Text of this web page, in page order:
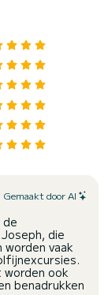
Gemaakt door AI
de
die
vaak
ook
benadrukken